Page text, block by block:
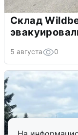
Склад
5 августа 0